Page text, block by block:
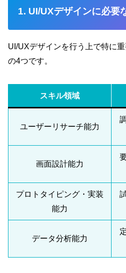
1. UI/UXデザインに必要
UI/UXデザインを行う上で特に
の4つです。
スキル領域
ユーザーリサーチ能力
画面設計能力
プロトタイピング・実装
能力
データ分析能力